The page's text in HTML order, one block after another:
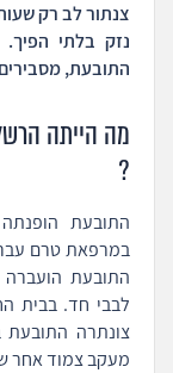
צנתור לב רק
נזק בלתי הפיך.
התובעת,
מה הייתה
?
התובעת
במרפאת טרם
התובעת
לבבי חד. בבית
צונתרה התובעת
מעקב צמוד אחר